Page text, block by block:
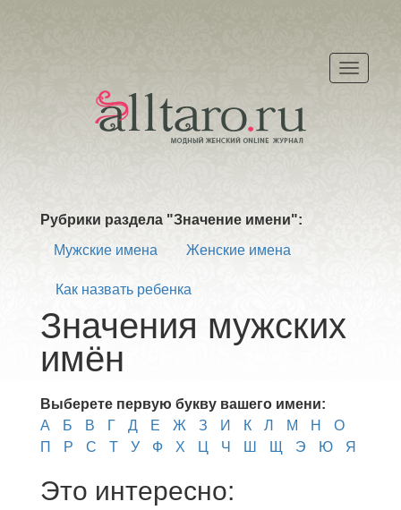
Меню
Рубрики раздела "Значение имени":
Мужские имена
Женские имена
Как назвать ребенка
Значения мужских
имён
Выберете первую букву вашего имени:
А
Б В Г Д Е Ж З И К Л М Н
О
П
Р С Т У Ф Х Ц Ч Ш Щ Э Ю Я
Это интересно: